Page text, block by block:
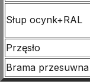
Słup ocynk+RAL
Przęsło
Brama przesuwna